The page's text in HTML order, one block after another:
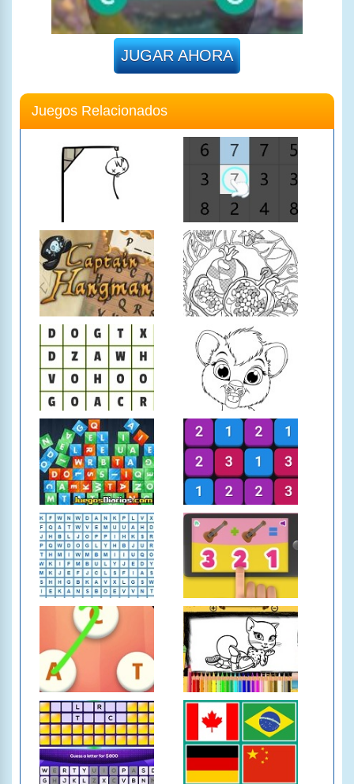
JUGAR AHORA
Juegos Relacionados